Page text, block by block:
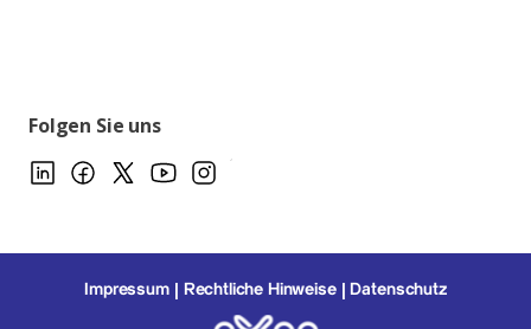
Folgen Sie uns
Impressum Rechtliche Hinweise Datenschutz